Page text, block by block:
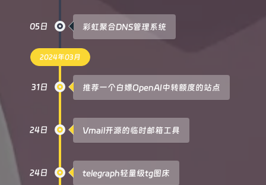
05日 彩虹聚合DNS管理系统
2024年03月
31日 推荐一个白嫖OpenAI中转额度的站点
24日 Vmail开源的临时邮箱工具
24日 telegraph轻量级tg图床